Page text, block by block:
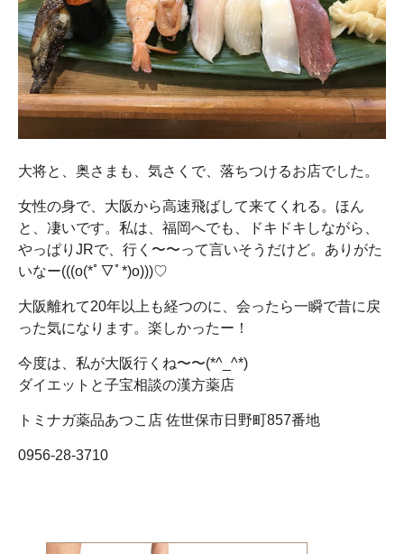
大将と、奥さまも、気さくで、落ちつけるお店でした。
女性の身で、大阪から高速飛ばして来てくれる。ほん
と、凄いです。私は、福岡へでも、ドキドキしながら、
やっぱりJRで、行く〜〜って言いそうだけど。ありがた
いなー(((o(*ﾟ▽ﾟ*)o)))♡
大阪離れて20年以上も経つのに、会ったら一瞬で昔に戻
った気になります。楽しかったー！
今度は、私が大阪行くね〜〜(*^_^*)
ダイエットと子宝相談の漢方薬店
トミナガ薬品あつこ店 佐世保市日野町857番地
0956-28-3710